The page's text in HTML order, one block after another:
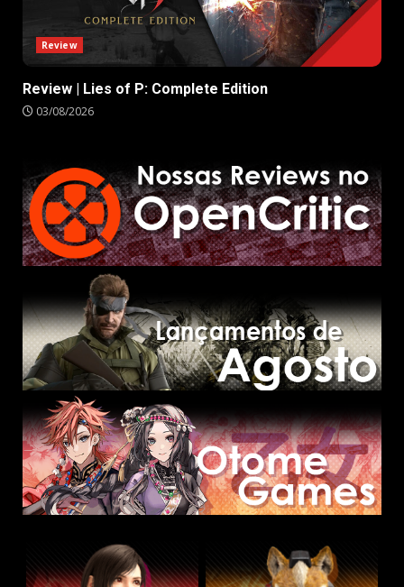
Review
Review | Lies of P: Complete Edition
03/08/2026